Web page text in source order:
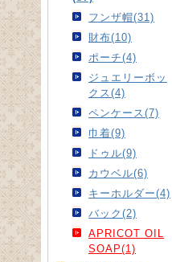
フンザ帽(31)
財布(10)
ポーチ(4)
ジュエリーボッ
クス(4)
ペンケース(7)
巾着(9)
ドゥル(9)
カウベル(6)
キーホルダー(4)
バック(2)
APRICOT OIL
SOAP(1)